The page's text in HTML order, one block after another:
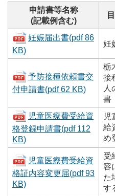
申請書等名称
(記載例含む)
妊娠届出書(pdf 86
KB)
妊
予防接種依頼書交
付申請書(pdf 62 KB)
栃
接
人
書
児童医療費受給資
格登録申請書(pdf 112
KB)
児
給
め
児童医療費受給資
格証内容変更届(pdf 93
KB)
受
容
た
す